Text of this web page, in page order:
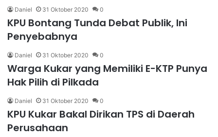
Daniel 31 Oktober 2020 0
KPU Bontang Tunda Debat Publik, Ini
Penyebabnya
Daniel 31 Oktober 2020 0
Warga Kukar yang Memiliki E-KTP Punya
Hak Pilih di Pilkada
Daniel 31 Oktober 2020 0
KPU Kukar Bakal Dirikan TPS di Daerah
Perusahaan